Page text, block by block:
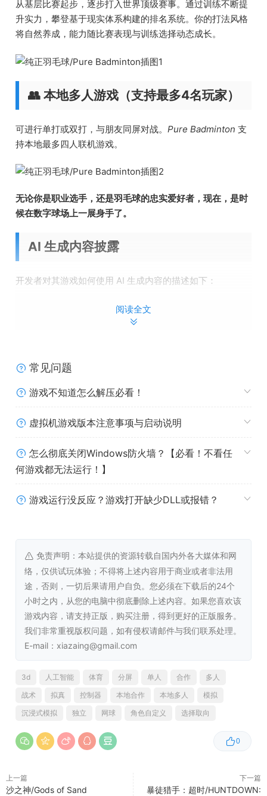
从基层比赛起步，逐步打入世界顶级赛事。通过训练不断提
升实力，攀登基于现实体系构建的排名系统。你的打法风格
将自然养成，能力随比赛表现与训练选择动态成长。
👥 本地多人游戏（支持最多4名玩家）
可进行单打或双打，与朋友同屏对战。 Pure Badminton 支
持本地最多四人联机游戏。
无论你是职业选手，还是羽毛球的忠实爱好者，现在，是时
候在数字球场上一展身手了。
AI 生成内容披露
开发者对其游戏如何使用 AI 生成内容的描述如下：
We used AI to translate the game and the store page.
We then had everything proofread and corrected by
系统需求
最低配置:
处理器:Intel Core i5-6600 or AMD Ryzen 3
3100
显卡:GeForce GTX 1060 or Radeon RX 580
推荐配置:
操作系统:Windows 10
处理器: Intel Core i7 7700 or AMD Ryzen 5
3500
内存:16 GB RAM
显卡: GeForce RTX 2060 or Radeon RX 5500
阅读全文
常见问题
游戏不知道怎么解压必看！
虚拟机游戏版本注意事项与启动说明
怎么彻底关闭Windows防火墙？【必看！不看任
何游戏都无法运行！】
游戏运行没反应？游戏打开缺少DLL或报错？
免责声明：本站提供的资源转载自国内外各大媒体和网
络，仅供试玩体验；不得将上述内容用于商业或者非法用
途，否则，一切后果请用户自负。您必须在下载后的24个
小时之内，从您的电脑中彻底删除上述内容。如果您喜欢该
游戏内容，请支持正版，购买注册，得到更好的正版服务。
我们非常重视版权问题，如有侵权请邮件与我们联系处理。
E-mail：xiazaing@gmail.com
0
3d 人工智能 体育 分屏 单人 合作
多人
战术
拟真 控制器 本地合作 本地多人
模拟
沉浸式模拟
独立 网球 角色自定义 选择取向
上一篇
沙之神/Gods of Sand
下一篇
暴徒猎手：超时/HUNTDOWN: